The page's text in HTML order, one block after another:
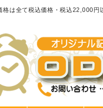
格は全て税込価格・税込22,000円